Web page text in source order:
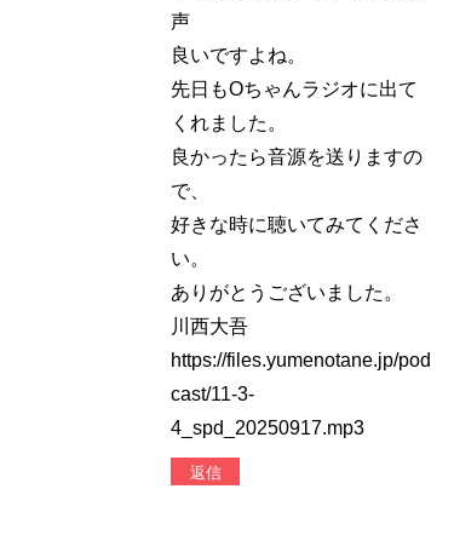
声
良いですよね。
先日もOちゃんラジオに出て
くれました。
良かったら音源を送りますの
で、
好きな時に聴いてみてくださ
い。
ありがとうございました。
川西大吾
https://files.yumenotane.jp/pod
cast/11-3-
4_spd_20250917.mp3
返信